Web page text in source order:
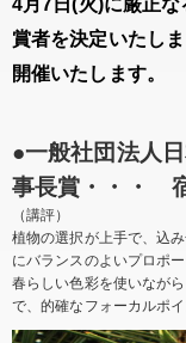
4月7日(火)に厳正
賞者を決定いたし
開催いたします。
●一般社団法人
事長賞・・・
（講評）
植物の選択が上手で、込
にバランスのよいプロポ
春らしい色彩を使いなが
で、的確なフォーカルポ